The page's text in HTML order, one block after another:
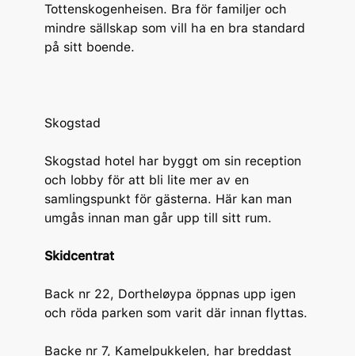
Tottenskogenheisen. Bra för familjer och
mindre sällskap som vill ha en bra standard
på sitt boende.
Skogstad
Skogstad hotel har byggt om sin reception
och lobby för att bli lite mer av en
samlingspunkt för gästerna. Här kan man
umgås innan man går upp till sitt rum.
Skidcentrat
Back nr 22, Dortheløypa öppnas upp igen
och röda parken som varit där innan flyttas.
Backe nr 7, Kamelpukkelen, har breddast